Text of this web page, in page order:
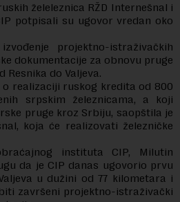
želeleznica RŽD Internešnal i
potpisali su ugovor vredan oko
projektno-istraživačkih
dokumentacije za obnovu pruge
Resnika do Valjeva.
o realizaciji ruskog kredita od 800
srpskim železnicama, a koji
pruge kroz Srbiju, saopštila je
koja će realizovati železničke
instituta CIP, Milutin
da je CIP danas ugovorio prvu
u dužini od 77 kilometara i
završeni projektno-istraživački